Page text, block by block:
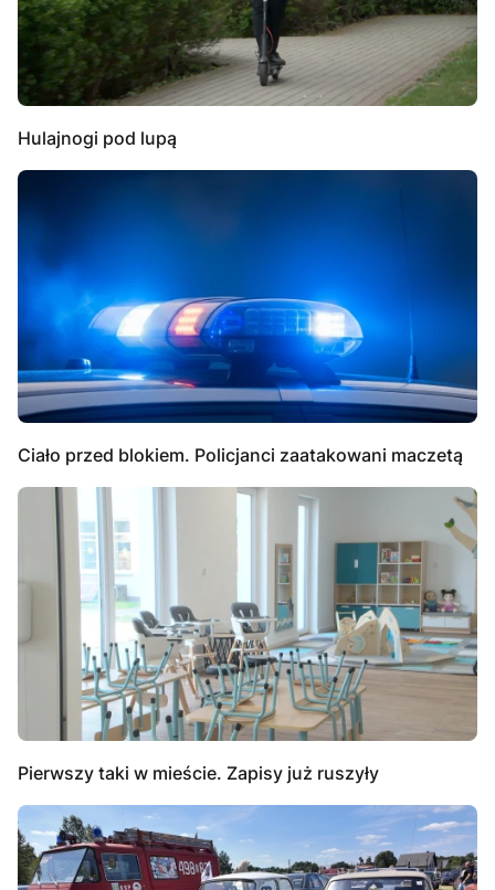
Hulajnogi pod lupą
Ciało przed blokiem. Policjanci zaatakowani maczetą
Pierwszy taki w mieście. Zapisy już ruszyły